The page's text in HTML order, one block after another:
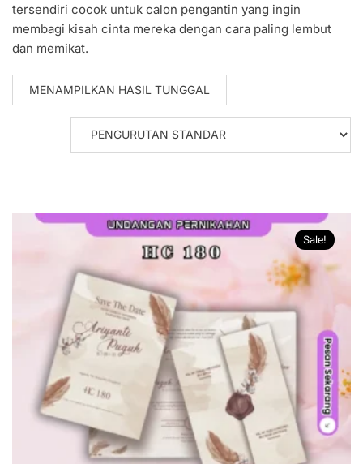
tersendiri cocok untuk calon pengantin yang ingin
membagi kisah cinta mereka dengan cara paling lembut
dan memikat.
MENAMPILKAN HASIL TUNGGAL
Sale!